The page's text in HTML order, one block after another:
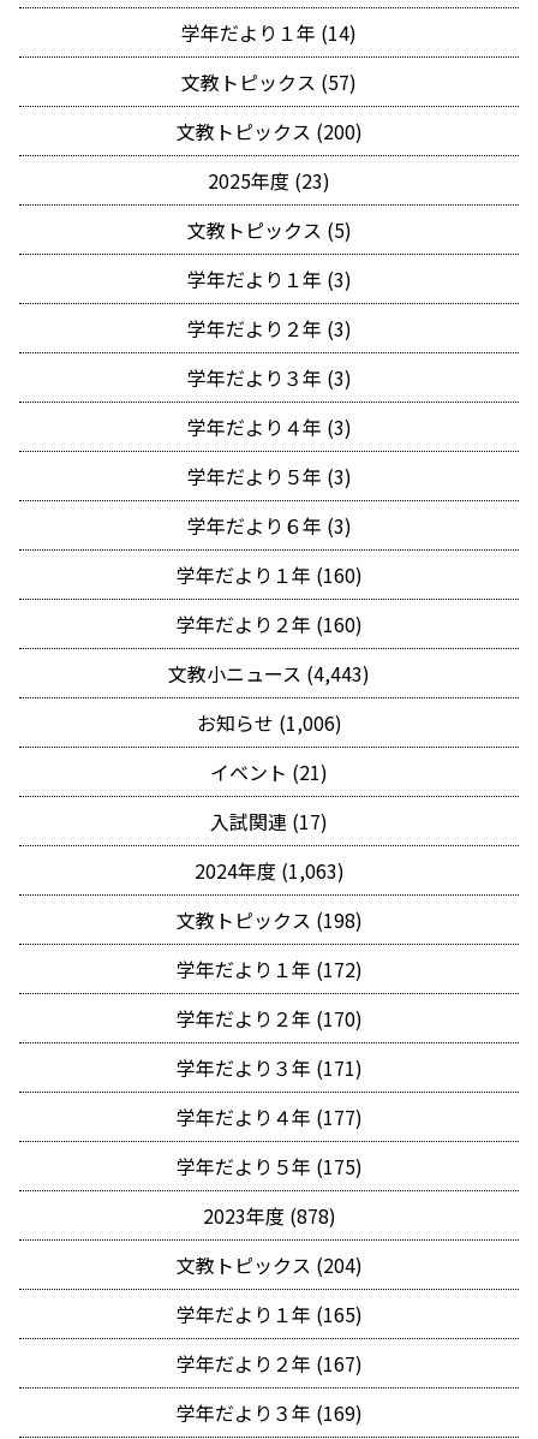
学年だより１年 (14)
文教トピックス (57)
文教トピックス (200)
2025年度 (23)
文教トピックス (5)
学年だより１年 (3)
学年だより２年 (3)
学年だより３年 (3)
学年だより４年 (3)
学年だより５年 (3)
学年だより６年 (3)
学年だより１年 (160)
学年だより２年 (160)
文教小ニュース (4,443)
お知らせ (1,006)
イベント (21)
入試関連 (17)
2024年度 (1,063)
文教トピックス (198)
学年だより１年 (172)
学年だより２年 (170)
学年だより３年 (171)
学年だより４年 (177)
学年だより５年 (175)
2023年度 (878)
文教トピックス (204)
学年だより１年 (165)
学年だより２年 (167)
学年だより３年 (169)